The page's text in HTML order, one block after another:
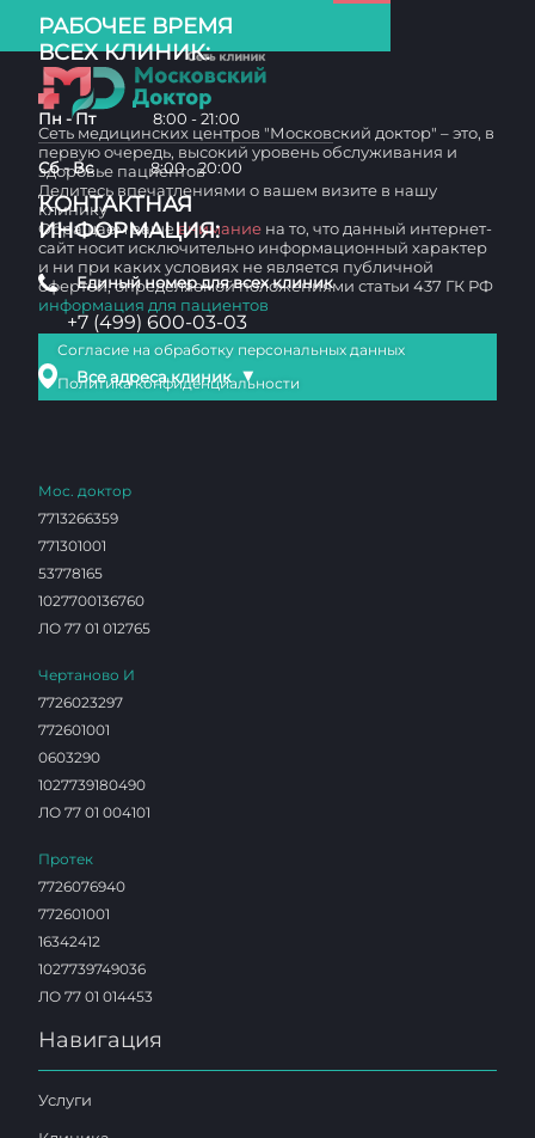
РАБОЧЕЕ ВРЕМЯ
ВСЕХ КЛИНИК:
Пн - Пт 8:00 - 21:00
Сб - Вс 8:00 - 20:00
КОНТАКТНАЯ
ИНФОРМАЦИЯ:
Единый номер для всех клиник
+7 (499) 600-03-03
Все адреса клиник ▼
Сеть медицинских центров "Московский доктор" – это, в
первую очередь, высокий уровень обслуживания и
здоровье пациентов
Делитесь впечатлениями о вашем визите в нашу
клинику
Обращаем вашевнимание на то, что данный интернет-
сайт носит исключительно информационный характер
и ни при каких условиях не является публичной
офертой, определяемой положениями статьи 437 ГК РФ
информация для пациентов
Согласие на обработку персональных данных
Политика конфиденциальности
Мос. доктор
7713266359
771301001
53778165
1027700136760
ЛО 77 01 012765
Чертаново И
7726023297
772601001
0603290
1027739180490
ЛО 77 01 004101
Протек
7726076940
772601001
16342412
1027739749036
ЛО 77 01 014453
Навигация
Услуги